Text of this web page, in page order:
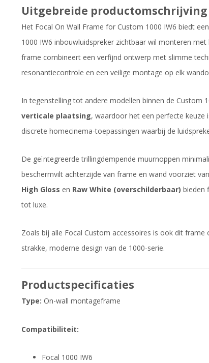
Uitgebreide productomschrijving
Het Focal On Wall Frame for Custom 1000 IW6 biedt
1000 IW6 inbouwluidspreker zichtbaar wil monteren
frame combineert een verfijnd ontwerp met slimme
resonantiecontrole en een veilige montage op elk
In tegenstelling tot andere modellen binnen de Custom
verticale plaatsing, waardoor het een perfecte
discrete homecinema-toepassingen waarbij de
De geïntegreerde trillingdempende muurnoppen
beschermvilt achterzijde van frame en wand voorziet
High Gloss en Raw White (overschilderbaar) bieden
tot luxe.
Zoals bij alle Focal Custom accessoires is ook dit
strakke, moderne design van de 1000-serie.
Productspecificaties
Type: On-wall montageframe
Compatibiliteit:
Focal 1000 IW6